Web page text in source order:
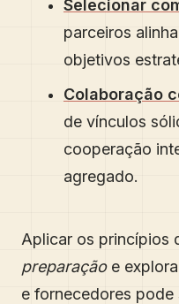
Selecionar
parceiros
objetivos
Colaboração
de vínculos
cooperação
agregado.
Aplicar os princípios
preparaçãoe
e fornecedores pode